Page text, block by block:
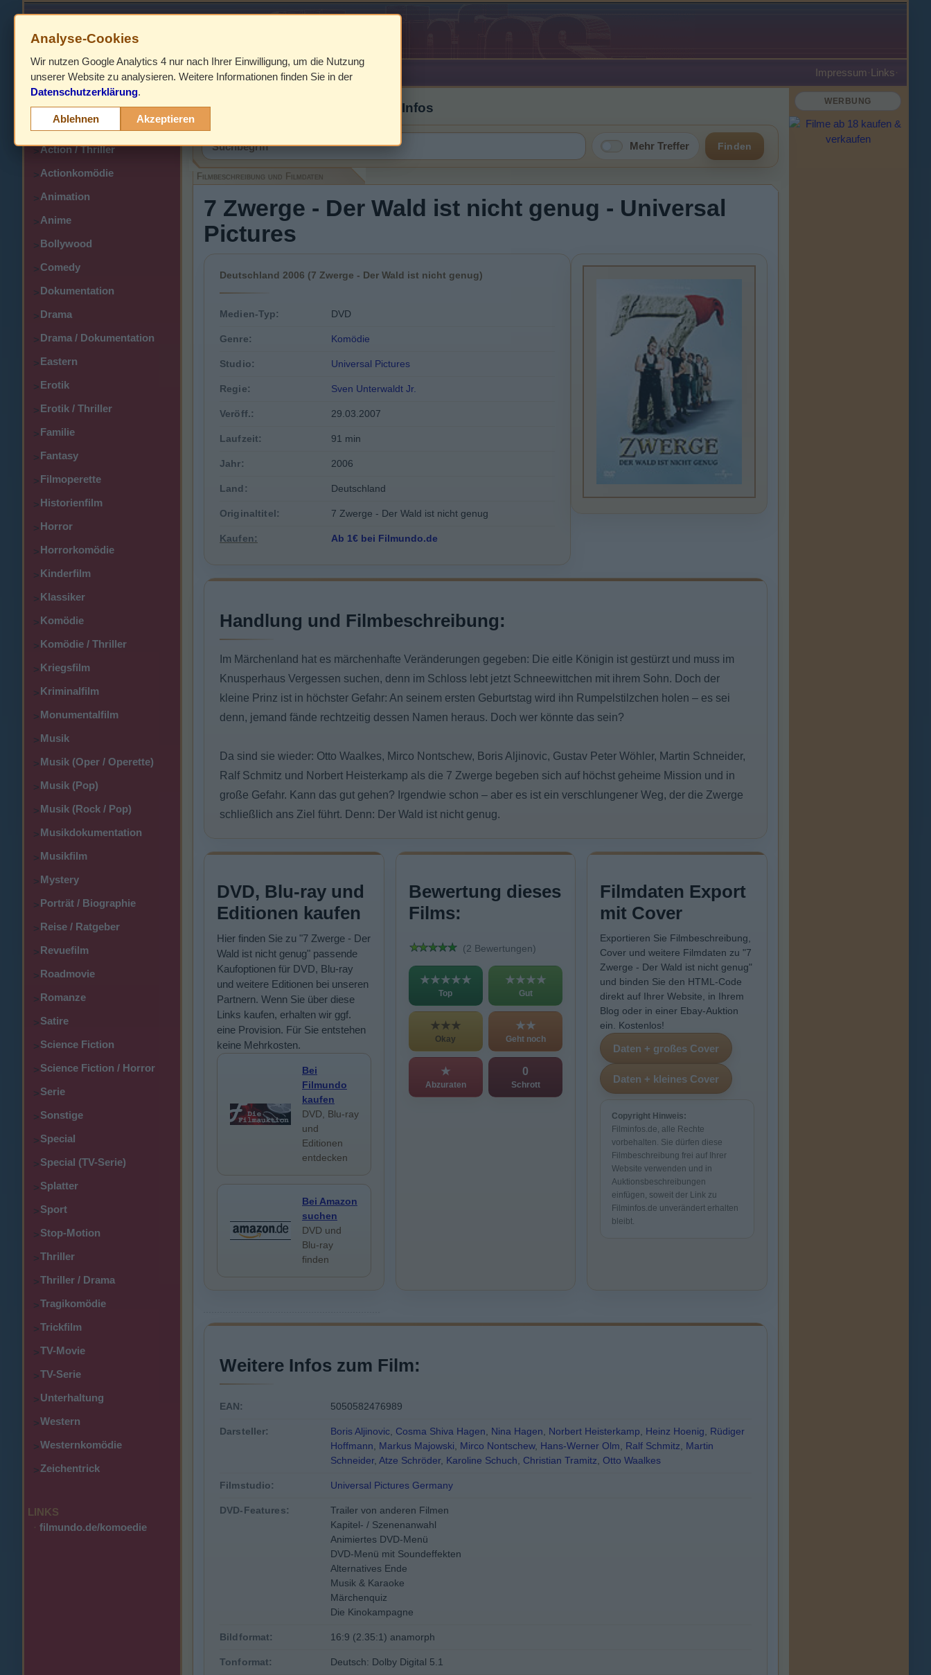
HOME Impressum ·Links·
>
> Action
>Action / Thriller
>Actionkomödie
>Animation
>Anime
>Bollywood
>Comedy
>Dokumentation
>Drama
>Drama / Dokumentation
>Eastern
>Erotik
>Erotik / Thriller
>Familie
>Fantasy
>Filmoperette
>Historienfilm
>Horror
>Horrorkomödie
>Kinderfilm
>Klassiker
>Komödie
>Komödie / Thriller
>Kriegsfilm
>Kriminalfilm
>Monumentalfilm
>Musik
>Musik (Oper / Operette)
>Musik (Pop)
>Musik (Rock / Pop)
>Musikdokumentation
>Musikfilm
>Mystery
>Porträt / Biographie
>Reise / Ratgeber
>Revuefilm
>Roadmovie
>Romanze
>Satire
>Science Fiction
>Science Fiction / Horror
>Serie
>Sonstige
>Special
>Special (TV-Serie)
>Splatter
>Sport
>Stop-Motion
>Thriller
>Thriller / Drama
>Tragikomödie
>Trickfilm
>TV-Movie
>TV-Serie
>Unterhaltung
>Western
>Westernkomödie
>Zeichentrick
LINKS
· filmundo.de/komoedie
Filmbeschreibung, Cover & DVD Infos
Mehr Treffer Finden
Filmbeschreibung und Filmdaten
7 Zwerge - Der Wald ist nicht genug - Universal
Pictures
Deutschland 2006 (7 Zwerge - Der Wald ist nicht genug)
Medien-Typ: DVD
Genre: Komödie
Studio: Universal Pictures
Regie: Sven Unterwaldt Jr.
Veröff.: 29.03.2007
Laufzeit: 91 min
Jahr: 2006
Land: Deutschland
Originaltitel: 7 Zwerge - Der Wald ist nicht genug
Kaufen: Ab 1€ bei Filmundo.de
Handlung und Filmbeschreibung:
Im Märchenland hat es märchenhafte Veränderungen gegeben: Die eitle Königin ist gestürzt und muss im
Knusperhaus Vergessen suchen, denn im Schloss lebt jetzt Schneewittchen mit ihrem Sohn. Doch der
kleine Prinz ist in höchster Gefahr: An seinem ersten Geburtstag wird ihn Rumpelstilzchen holen – es sei
denn, jemand fände rechtzeitig dessen Namen heraus. Doch wer könnte das sein?
Da sind sie wieder: Otto Waalkes, Mirco Nontschew, Boris Aljinovic, Gustav Peter Wöhler, Martin Schneider,
Ralf Schmitz und Norbert Heisterkamp als die 7 Zwerge begeben sich auf höchst geheime Mission und in
große Gefahr. Kann das gut gehen? Irgendwie schon – aber es ist ein verschlungener Weg, der die Zwerge
schließlich ans Ziel führt. Denn: Der Wald ist nicht genug.
DVD, Blu-ray und
Editionen kaufen
Hier finden Sie zu "7 Zwerge - Der
Wald ist nicht genug" passende
Kaufoptionen für DVD, Blu-ray
und weitere Editionen bei unseren
Partnern. Wenn Sie über diese
Links kaufen, erhalten wir ggf.
eine Provision. Für Sie entstehen
keine Mehrkosten.
Bei
Filmundo
kaufen
DVD, Blu-ray
und
Editionen
entdecken
Bei Amazon
suchen
DVD und
Blu-ray
finden
Bewertung dieses
Films:
(2 Bewertungen)
★★★★★
Top
★★★★
Gut
★★★
Okay
★★
Geht noch
★
Abzuraten
0
Schrott
Filmdaten Export
mit Cover
Exportieren Sie Filmbeschreibung,
Cover und weitere Filmdaten zu "7
Zwerge - Der Wald ist nicht genug"
und binden Sie den HTML-Code
direkt auf Ihrer Website, in Ihrem
Blog oder in einer Ebay-Auktion
ein. Kostenlos!
Copyright Hinweis:
Filminfos.de, alle Rechte
vorbehalten. Sie dürfen diese
Filmbeschreibung frei auf Ihrer
Website verwenden und in
Auktionsbeschreibungen
einfügen, soweit der Link zu
Filminfos.de unverändert erhalten
bleibt.
Weitere Infos zum Film:
EAN: 5050582476989
Darsteller: Boris Aljinovic Cosma Shiva Hagen Nina Hagen Norbert Heisterkamp Heinz Hoenig
Rüdiger
Hoffmann
Markus Majowski Mirco Nontschew, Hans-Werner Olm Ralf Schmitz
Martin
Schneider, Atze Schröder, Karoline Schuch Christian Tramitz Otto Waalkes
Filmstudio: Universal Pictures Germany
DVD-Features:
Trailer von anderen Filmen
Kapitel- / Szenenanwahl
Animiertes DVD-Menü
DVD-Menü mit Soundeffekten
Alternatives Ende
Musik & Karaoke
Märchenquiz
Die Kinokampagne
Bildformat: 16:9 (2.35:1) anamorph
Tonformat: Deutsch: Dolby Digital 5.1
WERBUNG
Analyse-Cookies
Wir nutzen Google Analytics 4 nur nach Ihrer Einwilligung, um die Nutzung
unserer Website zu analysieren. Weitere Informationen finden Sie in der
Datenschutzerklärung.
Ablehnen Akzeptieren